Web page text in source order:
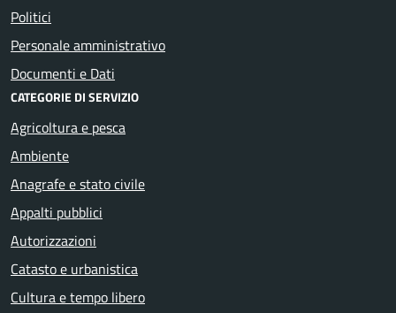
Politici
Personale amministrativo
Documenti e Dati
CATEGORIE DI SERVIZIO
Agricoltura e pesca
Ambiente
Anagrafe e stato civile
Appalti pubblici
Autorizzazioni
Catasto e urbanistica
Cultura e tempo libero